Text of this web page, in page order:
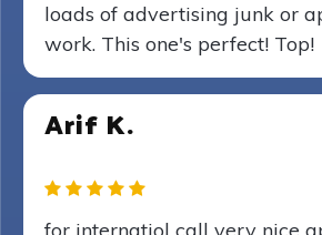
loads of advertising junk or
work. This one's perfect! Top!
Arif K.